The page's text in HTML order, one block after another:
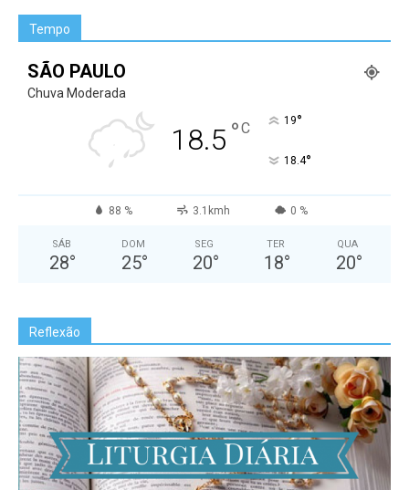
Tempo
SÃO PAULO
Chuva Moderada
18.5 °C 19°
18.4°
88 % 3.1kmh 0 %
SÁB
28°
DOM
25°
SEG
20°
TER
18°
QUA
20°
Reflexão